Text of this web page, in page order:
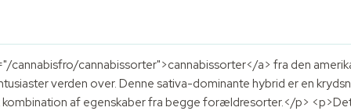
cannabisfro/cannabissorter">cannabissorter</a> fra den
verden over. Denne sativa-dominante hybrid er en
af egenskaber fra begge forældresorter.</p>